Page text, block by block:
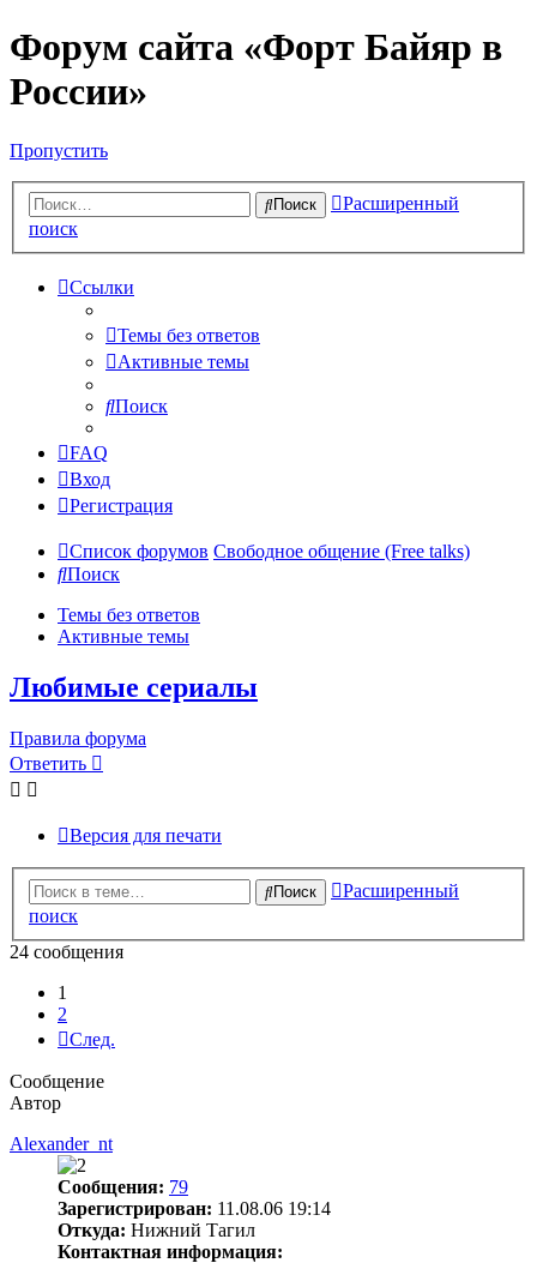
Форум сайта «Форт Байяр в
России»
Пропустить
Поиск
Расширенный
поиск
Ссылки
Темы без ответов
Активные темы
Поиск
FAQ
Вход
Регистрация
Список форумов Свободное общение (Free talks)
Поиск
Темы без ответов
Активные темы
Любимые сериалы
Правила форума
Ответить
Версия для печати
Поиск
Расширенный
поиск
24 сообщения
1
2
След.
Сообщение
Автор
Alexander_nt
Сообщения: 79
Зарегистрирован: 11.08.06 19:14
Откуда: Нижний Тагил
Контактная информация: